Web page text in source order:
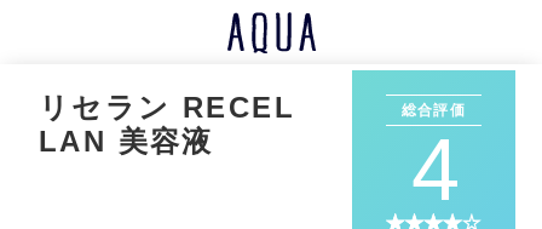
リセラン RECEL
LAN 美容液
総合評価
4